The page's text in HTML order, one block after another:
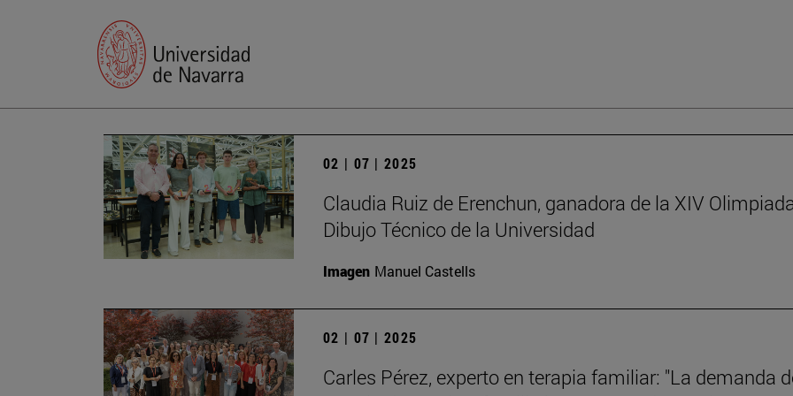
02 | 07 | 2025
Claudia Ruiz de Erenchun, ganadora de la XIV
Dibujo Técnico de la Universidad
Imagen Manuel Castells
02 | 07 | 2025
Carles Pérez, experto en terapia familiar: "La demanda